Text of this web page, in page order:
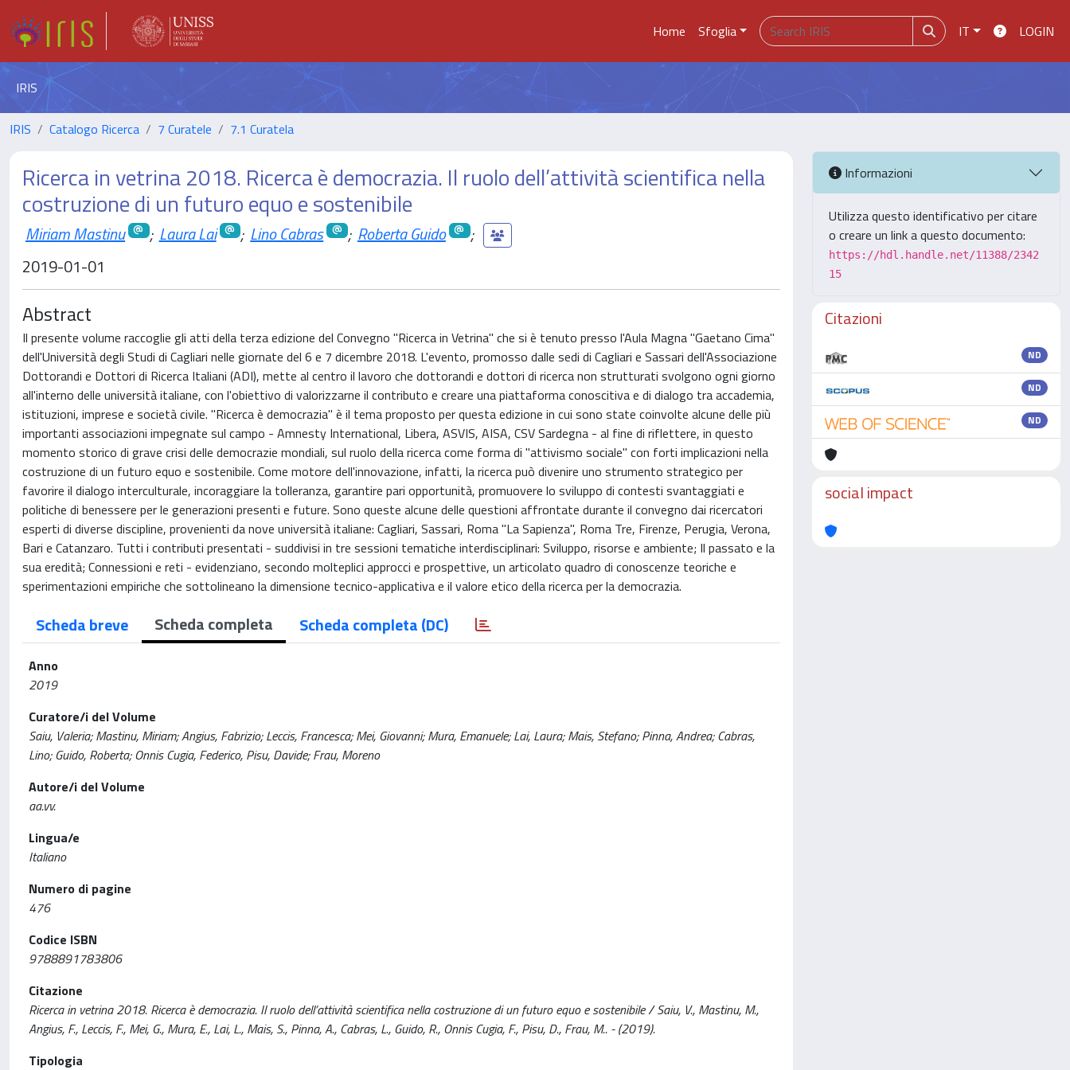
Home Sfoglia IT LOGIN
IRIS
IRIS Catalogo Ricerca 7 Curatele 7.1 Curatela
Ricerca in vetrina 2018. Ricerca è democrazia. Il ruolo dell’attività scientifica nella
costruzione di un futuro equo e sostenibile
Miriam Mastinu ; Laura Lai ; Lino Cabras ; Roberta Guido
;
2019-01-01
Abstract
Il presente volume raccoglie gli atti della terza edizione del Convegno "Ricerca in Vetrina" che si è tenuto presso l'Aula Magna "Gaetano Cima"
dell'Università degli Studi di Cagliari nelle giornate del 6 e 7 dicembre 2018. L'evento, promosso dalle sedi di Cagliari e Sassari dell'Associazione
Dottorandi e Dottori di Ricerca Italiani (ADI), mette al centro il lavoro che dottorandi e dottori di ricerca non strutturati svolgono ogni giorno
all'interno delle università italiane, con l'obiettivo di valorizzarne il contributo e creare una piattaforma conoscitiva e di dialogo tra accademia,
istituzioni, imprese e società civile. "Ricerca è democrazia" è il tema proposto per questa edizione in cui sono state coinvolte alcune delle più
importanti associazioni impegnate sul campo - Amnesty International, Libera, ASVIS, AISA, CSV Sardegna - al fine di riflettere, in questo
momento storico di grave crisi delle democrazie mondiali, sul ruolo della ricerca come forma di "attivismo sociale" con forti implicazioni nella
costruzione di un futuro equo e sostenibile. Come motore dell'innovazione, infatti, la ricerca può divenire uno strumento strategico per
favorire il dialogo interculturale, incoraggiare la tolleranza, garantire pari opportunità, promuovere lo sviluppo di contesti svantaggiati e
politiche di benessere per le generazioni presenti e future. Sono queste alcune delle questioni affrontate durante il convegno dai ricercatori
esperti di diverse discipline, provenienti da nove università italiane: Cagliari, Sassari, Roma "La Sapienza", Roma Tre, Firenze, Perugia, Verona,
Bari e Catanzaro. Tutti i contributi presentati - suddivisi in tre sessioni tematiche interdisciplinari: Sviluppo, risorse e ambiente; Il passato e la
sua eredità; Connessioni e reti - evidenziano, secondo molteplici approcci e prospettive, un articolato quadro di conoscenze teoriche e
sperimentazioni empiriche che sottolineano la dimensione tecnico-applicativa e il valore etico della ricerca per la democrazia.
Scheda breve Scheda completa Scheda completa (DC)
Anno
2019
Curatore/i del Volume
Saiu, Valeria; Mastinu, Miriam; Angius, Fabrizio; Leccis, Francesca; Mei, Giovanni; Mura, Emanuele; Lai, Laura; Mais, Stefano; Pinna, Andrea; Cabras,
Lino; Guido, Roberta; Onnis Cugia, Federico, Pisu, Davide; Frau, Moreno
Autore/i del Volume
aa.vv.
Lingua/e
Italiano
Numero di pagine
476
Codice ISBN
9788891783806
Citazione
Ricerca in vetrina 2018. Ricerca è democrazia. Il ruolo dell’attività scientifica nella costruzione di un futuro equo e sostenibile / Saiu, V., Mastinu, M.,
Angius, F., Leccis, F., Mei, G., Mura, E., Lai, L., Mais, S., Pinna, A., Cabras, L., Guido, R., Onnis Cugia, F., Pisu, D., Frau, M.. - (2019).
Tipologia
Informazioni
Utilizza questo identificativo per citare
o creare un link a questo documento:
https://hdl.handle.net/11388/2342
15
Citazioni
ND
ND
ND
social impact